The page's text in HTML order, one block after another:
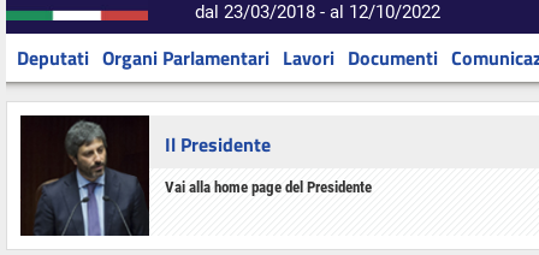
dal 23/03/2018 - al 12/10/2022
Deputati Organi Parlamentari Lavori Documenti
Il Presidente
Vai alla home page del Presidente